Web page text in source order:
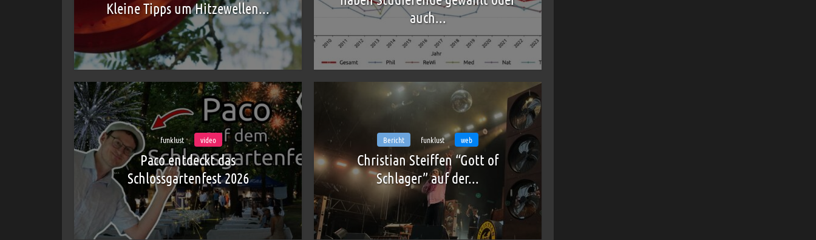
Kleine Tipps um Hitzewellen...
auch...
funklust video
Paco entdeckt das
Schlossgartenfest 2026
Bericht funklust web
Christian Steiffen “Gott of
Schlager” auf der...